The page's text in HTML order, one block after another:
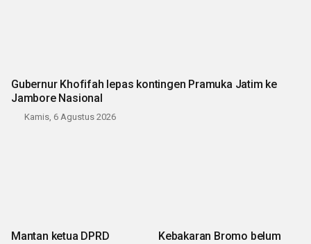
Gubernur Khofifah lepas kontingen Pramuka Jatim ke
Jambore Nasional
Kamis, 6 Agustus 2026
Mantan ketua DPRD
Kebakaran Bromo belum